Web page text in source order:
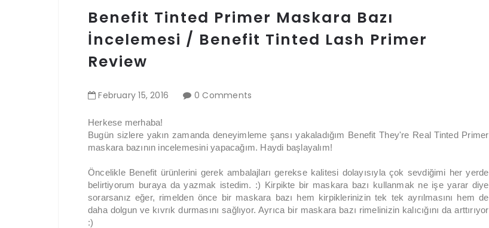
Benefit Tinted Primer Maskara Bazı
İncelemesi / Benefit Tinted Lash Primer
Review
February 15,2016 0 Comments
Herkese merhaba!
Bugün sizlere yakın zamanda deneyimleme şansı yakaladığım Benefit They're Real Tinted Primer
maskara bazının incelemesini yapacağım. Haydi başlayalım!
Öncelikle Benefit ürünlerini gerek ambalajları gerekse kalitesi dolayısıyla çok sevdiğimi her yerde
belirtiyorum buraya da yazmak istedim. :) Kirpikte bir maskara bazı kullanmak ne işe yarar diye
sorarsanız eğer, rimelden önce bir maskara bazı hem kirpiklerinizin tek tek ayrılmasını hem de
daha dolgun ve kıvrık durmasını sağlıyor. Ayrıca bir maskara bazı rimelinizin kalıcığını da arttırıyor
:)